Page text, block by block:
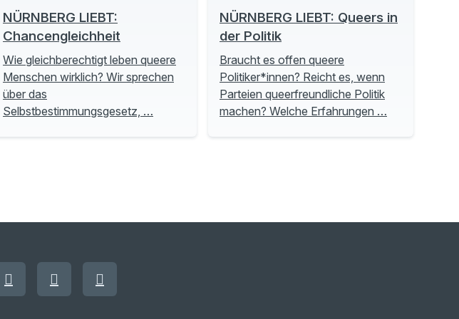
NÜRNBERG LIEBT:
Chancengleichheit
Wie gleichberechtigt leben queere
Menschen wirklich? Wir sprechen
über das
Selbstbestimmungsgesetz, …
NÜRNBERG LIEBT: Queers in
der Politik
Braucht es offen queere
Politiker*innen? Reicht es, wenn
Parteien queerfreundliche Politik
machen? Welche Erfahrungen …